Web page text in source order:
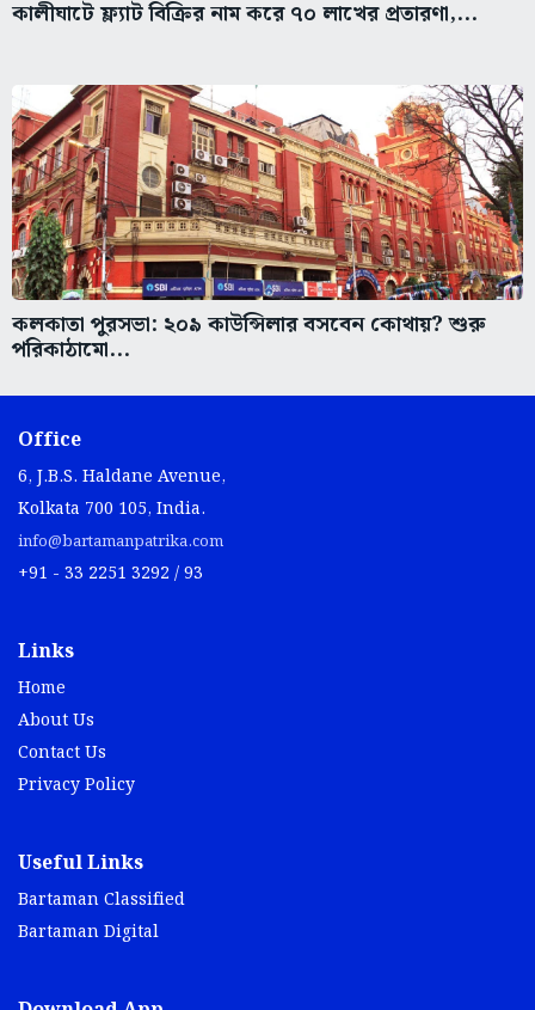
কালীঘাটে ফ্ল্যাট বিক্রির নাম করে ৭০ লাখের প্রতারণা,...
কলকাতা পুরসভা: ২০৯ কাউন্সিলার বসবেন কোথায়? শুরু
পরিকাঠামো...
Office
6, J.B.S. Haldane Avenue,
Kolkata 700 105, India.
info@bartamanpatrika.com
+91 - 33 2251 3292 / 93
Links
Home
About Us
Contact Us
Privacy Policy
Useful Links
Bartaman Classified
Bartaman Digital